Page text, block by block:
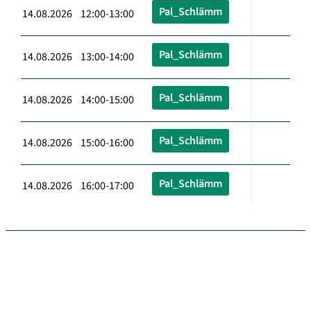
14.08.2026 12:00-13:00 Pal_Schlämm
14.08.2026 13:00-14:00 Pal_Schlämm
14.08.2026 14:00-15:00 Pal_Schlämm
14.08.2026 15:00-16:00 Pal_Schlämm
14.08.2026 16:00-17:00 Pal_Schlämm